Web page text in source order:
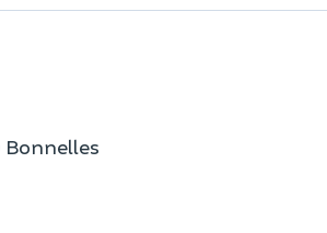
Bonnelles